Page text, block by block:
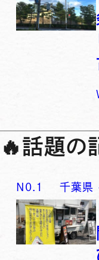
🔥話題の
N0. 1 千葉県